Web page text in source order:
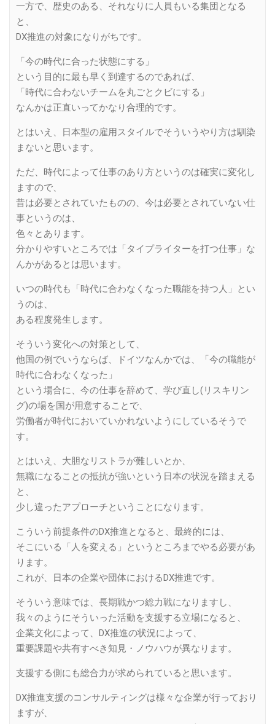
一方で、歴史のある、それなりに人員もいる集団となる
と、
DX推進の対象になりがちです。
「今の時代に合った状態にする」
という目的に最も早く到達するのであれば、
「時代に合わないチームを丸ごとクビにする」
なんかは正直いってかなり合理的です。
とはいえ、日本型の雇用スタイルでそういうやり方は馴染
まないと思います。
ただ、時代によって仕事のあり方というのは確実に変化し
ますので、
昔は必要とされていたものの、今は必要とされていない仕
事というのは、
色々とあります。
分かりやすいところでは「タイプライターを打つ仕事」な
んかがあるとは思います。
いつの時代も「時代に合わなくなった職能を持つ人」とい
うのは、
ある程度発生します。
そういう変化への対策として、
他国の例でいうならば、ドイツなんかでは、「今の職能が
時代に合わなくなった」
という場合に、今の仕事を辞めて、学び直し(リスキリン
グ)の場を国が用意することで、
労働者が時代においていかれないようにしているそうで
す。
とはいえ、大胆なリストラが難しいとか、
無職になることの抵抗が強いという日本の状況を踏まえる
と、
少し違ったアプローチということになります。
こういう前提条件のDX推進となると、最終的には、
そこにいる「人を変える」というところまでやる必要があ
ります。
これが、日本の企業や団体におけるDX推進です。
そういう意味では、長期戦かつ総力戦になりますし、
我々のようにそういった活動を支援する立場になると、
企業文化によって、DX推進の状況によって、
重要課題や共有すべき知見・ノウハウが異なります。
支援する側にも総合力が求められていると思います。
DX推進支援のコンサルティングは様々な企業が行っており
ますが、